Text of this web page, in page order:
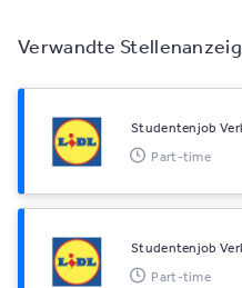
Verwandte
Studentenjob
Part-time
Studentenjob
Part-time